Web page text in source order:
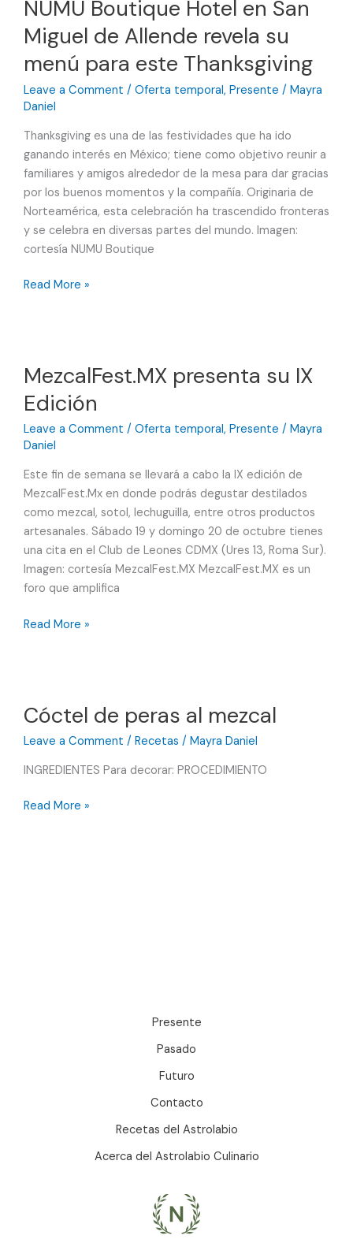
del
Mezcal
Puebla
NUMU Boutique Hotel en San
Miguel de Allende revela su
menú para este Thanksgiving
Leave a Comment / Oferta temporal, Presente / Mayra
Daniel
Thanksgiving es una de las festividades que ha ido
ganando interés en México; tiene como objetivo reunir a
familiares y amigos alrededor de la mesa para dar gracias
por los buenos momentos y la compañía. Originaria de
Norteamérica, esta celebración ha trascendido fronteras
y se celebra en diversas partes del mundo. Imagen:
cortesía NUMU Boutique
NUMU
Miguel
de
revela
menú
para
este
Thanksgiving
Read More »
MezcalFest.MX presenta su IX
Edición
Leave a Comment / Oferta temporal, Presente / Mayra
Daniel
Este fin de semana se llevará a cabo la IX edición de
MezcalFest.Mx en donde podrás degustar destilados
como mezcal, sotol, lechuguilla, entre otros productos
artesanales. Sábado 19 y domingo 20 de octubre tienes
una cita en el Club de Leones CDMX (Ures 13, Roma Sur).
Imagen: cortesía MezcalFest.MX MezcalFest.MX es un
foro que amplifica
MezcalFest.MX
Read More »
Cóctel de peras al mezcal
Leave a Comment / Recetas / Mayra Daniel
INGREDIENTES Para decorar: PROCEDIMIENTO
Cóctel
Read More »
Presente
Pasado
Futuro
Contacto
Recetas del Astrolabio
Acerca del Astrolabio Culinario